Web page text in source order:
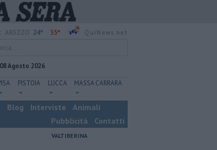
24° 35°
08 Agosto 2026
PISTOIA LUCCA MASSA CARRARA
Blog Interviste
Animali
Pubblicità
Contatti
VALTIBERINA